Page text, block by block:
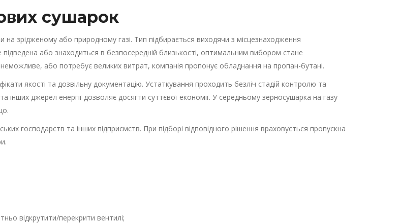
сушарок
зрідженому або природному газі. Тип підбирається виходячи з місцезнаходження
або знаходиться в безпосередній близькості, оптимальним вибором стане
або потребує великих витрат, компанія пропонує обладнання на пропан-бутані.
якості та дозвільну документацію. Устаткування проходить безліч стадій контролю та
інших джерел енергії дозволяє досягти суттєвої економії. У середньому зерносушарка на газу
господарств та інших підприємств. При підборі відповідного рішення враховується пропускна
відкрутити/перекрити вентилі;